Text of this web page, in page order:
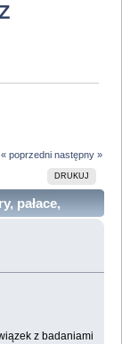
« poprzedni następny »
DRUKUJ
pałace,
147374
z badaniami